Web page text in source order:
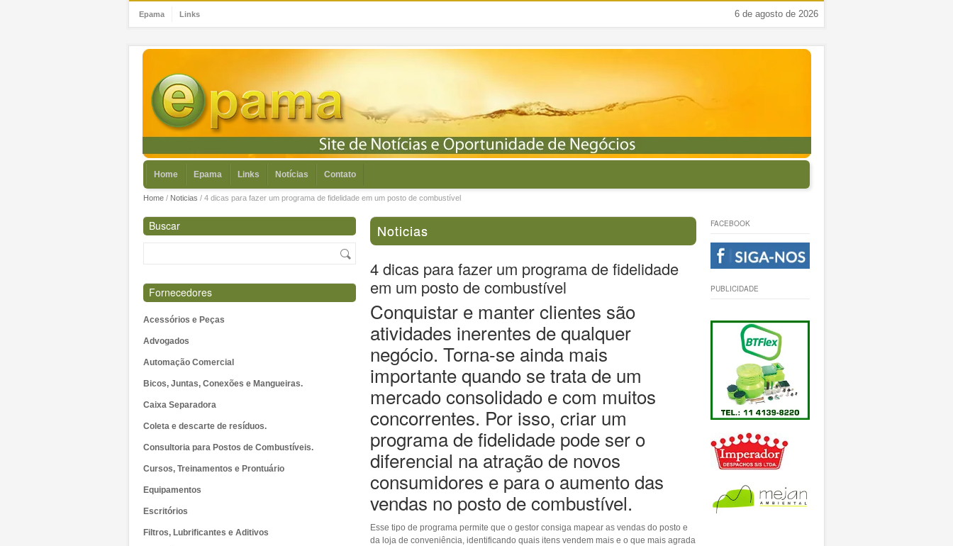
Epama Links 6 de agosto de 2026
Home Epama Links Notícias Contato
Home/ Noticias / 4 dicas para fazer um programa de fidelidade em um posto de combustível
Buscar
Fornecedores
Acessórios e Peças
Advogados
Automação Comercial
Bicos, Juntas, Conexões e Mangueiras.
Caixa Separadora
Coleta e descarte de resíduos.
Consultoria para Postos de Combustíveis.
Cursos, Treinamentos e Prontuário
Equipamentos
Escritórios
Filtros, Lubrificantes e Aditivos
Noticias
4 dicas para fazer um programa de fidelidade
em um posto de combustível
Conquistar e manter clientes são
atividades inerentes de qualquer
negócio. Torna-se ainda mais
importante quando se trata de um
mercado consolidado e com muitos
concorrentes. Por isso, criar um
programa de fidelidade pode ser o
diferencial na atração de novos
consumidores e para o aumento das
vendas no posto de combustível.
Esse tipo de programa permite que o gestor consiga mapear as vendas do posto e
da loja de conveniência, identificando quais itens vendem mais e o que mais agrada
FACEBOOK
PUBLICIDADE